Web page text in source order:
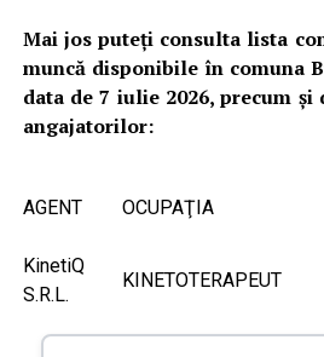
Mai jos puteți consulta lista
muncă disponibile în comuna
data de 7 iulie 2026, precum
angajatorilor:
AGENT OCUPAŢIA
KinetiQ
S.R.L.
KINETOTERAPEUT